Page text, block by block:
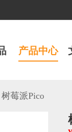
产品中心
树莓派Pico